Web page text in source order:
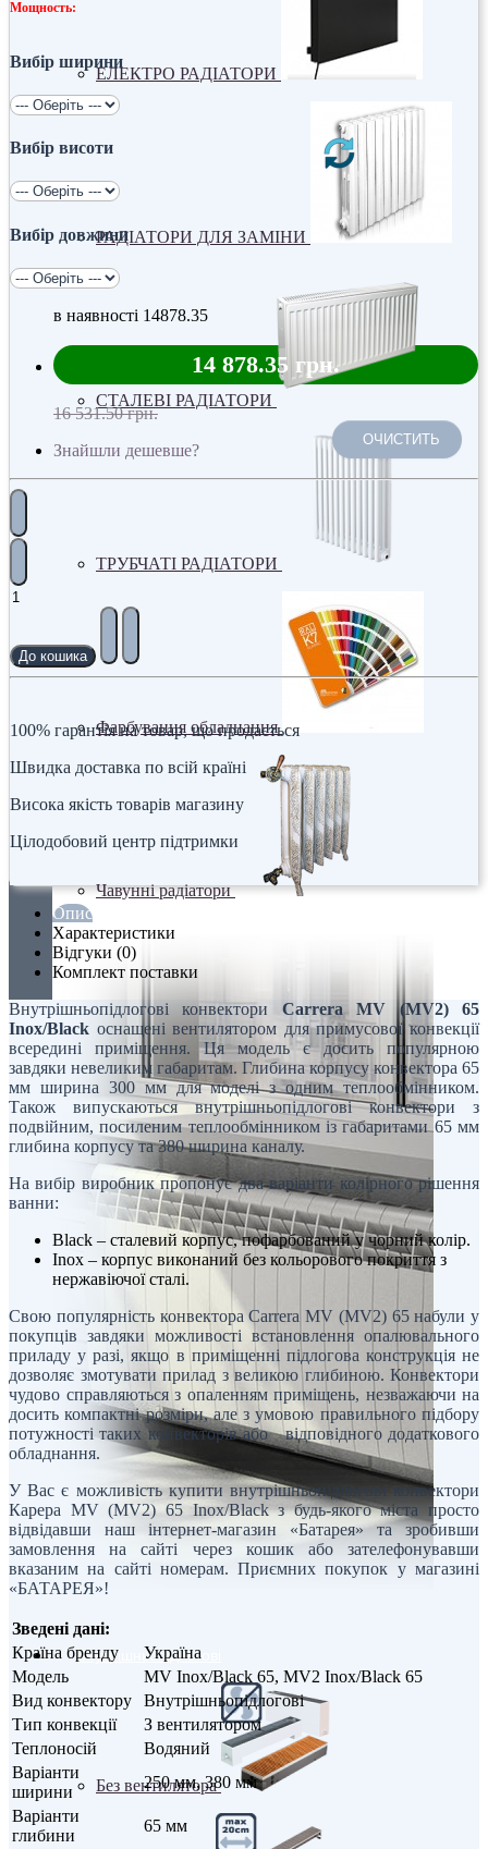
ЕЛЕКТРО РАДІАТОРИ
РАДІАТОРИ ДЛЯ ЗАМІНИ
СТАЛЕВІ РАДІАТОРИ
ТРУБЧАТІ РАДІАТОРИ
Фарбування обладнання
Чавунні радіатори
Внутрішньопідлогові
Без вентилятора
Мощность:
Вибір ширини
Вибір висоти
Вибір довжини
в наявності 14878.35
14 878.35 грн.
16 531.50 грн.
Знайшли дешевше?
ОЧИСТИТЬ
До кошика
100% гарантія на товар, що продається
Швидка доставка по всій країні
Висока якість товарів магазину
Цілодобовий центр підтримки
Опис
Характеристики
Відгуки (0)
Комплект поставки
Внутрішньопідлогові конвектори Carrera MV (MV2) 65
Inox/Black оснащені вентилятором для примусової конвекції
всередині приміщення. Ця модель є досить популярною
завдяки невеликим габаритам. Глибина корпусу конвектора 65
мм ширина 300 мм для моделі з одним теплообмінником.
Також випускаються внутрішньопідлогові конвектори з
подвійним, посиленим теплообмінником із габаритами 65 мм
глибина корпусу та 380 ширина каналу.
На вибір виробник пропонує два варіанти колірного рішення
ванни:
Black – сталевий корпус, пофарбований у чорний колір.
Inox – корпус виконаний без кольорового покриття з
нержавіючої сталі.
Свою популярність конвектора Carrera MV (MV2) 65 набули у
покупців завдяки можливості встановлення опалювального
приладу у разі, якщо в приміщенні підлогова конструкція не
дозволяє змотувати прилад з великою глибиною. Конвектори
чудово справляються з опаленням приміщень, незважаючи на
досить компактні розміри, але з умовою правильного підбору
потужності таких конвекторів або відповідного додаткового
обладнання.
У Вас є можливість купити внутрішньопідлогові конвектори
Карера MV (MV2) 65 Inox/Black з будь-якого міста просто
відвідавши наш інтернет-магазин «Батарея» та зробивши
замовлення на сайті через кошик або зателефонувавши
вказаним на сайті номерам. Приємних покупок у магазині
«БАТАРЕЯ»!
Зведені дані:
Країна бренду
Україна
Модель
МV Inox/Black 65, МV2 Inox/Black 65
Вид конвектору
Внутрішньопідлогові
Тип конвекції
З вентилятором
Теплоносій
Водяний
Варіанти
ширини
250 мм, 380 мм
Варіанти
глибини
65 мм